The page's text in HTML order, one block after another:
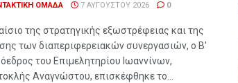
ΟΜΆΔΑ 7 ΑΥΓΟΎΣΤΟΥ 2026 0
της στρατηγικής εξωστρέφειας και της
των διαπεριφερειακών συνεργασιών, ο Β'
του Επιμελητηρίου Ιωαννίνων,
Αναγνώστου, επισκέφθηκε το...